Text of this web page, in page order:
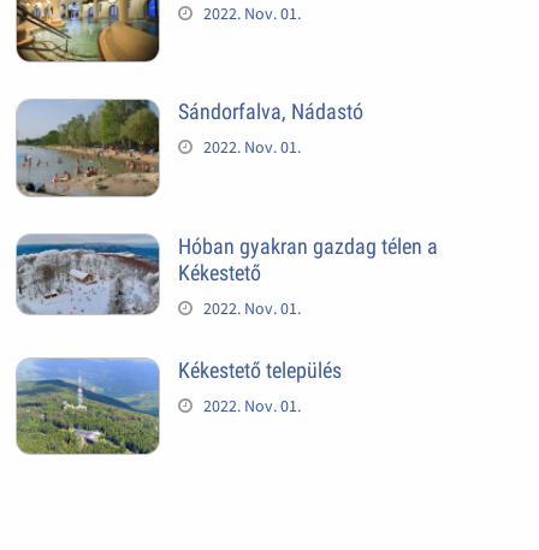
2022. Nov. 01.
Sándorfalva, Nádastó
2022. Nov. 01.
Hóban gyakran gazdag télen a
Kékestető
2022. Nov. 01.
Kékestető település
2022. Nov. 01.